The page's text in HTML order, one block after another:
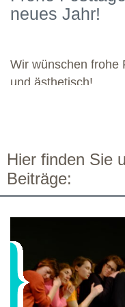
Dozierenden viel Freude
neues Jahr!
Wir wünschen frohe
und ästhetisch!
Hier finden Sie
Beiträge: